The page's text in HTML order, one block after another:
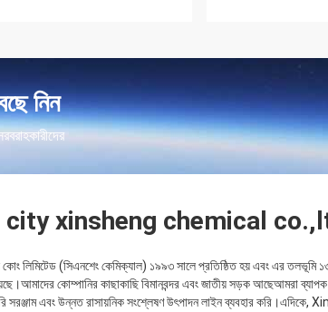
নিন
city xinsheng chemical
কোং লিমিটেড (সিএনশেং কেমিক্যাল) ১৯৯৩ সালে প্রতিষ্ঠিত হয় এবং এর তলভূমি
কোম্পানির কাছাকাছি বিমানবন্দর এবং জাতীয় সড়ক আছেআমরা
সরঞ্জাম এবং উন্নত রাসায়নিক সংশ্লেষণ উৎপাদন লাইন ব্যবহার